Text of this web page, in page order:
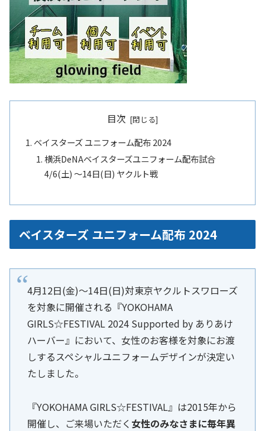
目次
ベイスターズ ユニフォーム配布 2024
横浜DeNAベイスターズユニフォーム配布試合
4/6(土) 〜14日(日) ヤクルト戦
ベイスターズ ユニフォーム配布 2024
4月12日(金)～14日(日)対東京ヤクルトスワローズ
を対象に開催される『YOKOHAMA
GIRLS☆FESTIVAL 2024 Supported by ありあけ
ハーバー』において、女性のお客様を対象にお渡
しするスペシャルユニフォームデザインが決定い
たしました。
『YOKOHAMA GIRLS☆FESTIVAL』は2015年から
開催し、ご来場いただく 女性のみなさまに毎年異